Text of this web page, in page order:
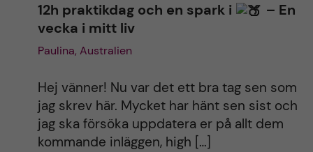
12h praktikdag och en spark i
– En
vecka i mitt liv
Paulina, Australien
Hej vänner! Nu var det ett bra tag sen som
jag skrev här. Mycket har hänt sen sist och
jag ska försöka uppdatera er på allt dem
kommande inläggen, high […]